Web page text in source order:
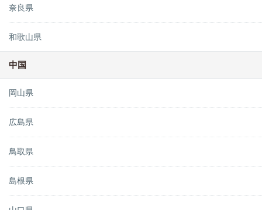
奈良県
和歌山県
中国
岡山県
広島県
鳥取県
島根県